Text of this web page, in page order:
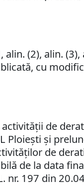
alin. (2), alin.
cu
de
Ploieşti şi
de
de la data
nr. 197 din